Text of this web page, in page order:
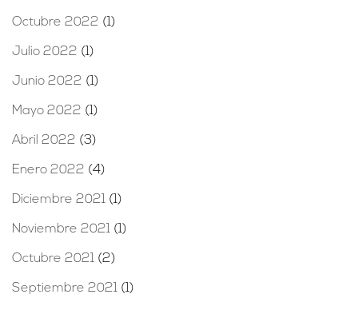
Octubre 2022 (1)
Julio 2022 (1)
Junio 2022 (1)
Mayo 2022 (1)
Abril 2022 (3)
Enero 2022 (4)
Diciembre 2021 (1)
Noviembre 2021 (1)
Octubre 2021 (2)
Septiembre 2021 (1)